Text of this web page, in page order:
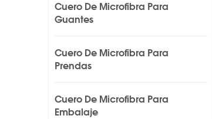
Cuero De Microfibra Para
Guantes
Cuero De Microfibra Para
Prendas
Cuero De Microfibra Para
Embalaje